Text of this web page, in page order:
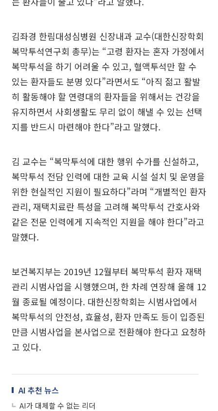
김좌경 한림대성심병원 신장내과 교수(대한신장학회
복막투석연구회 총무)는 “고령 환자는 혼자 가정에서
복막투석을 하기 어려울 수 있고, 혈액투석만 할 수
있는 환자들도 분명 있다”라면서도 “아직 젊고 활발
히 활동해야 할 연령대의 환자들을 위해서는 건강을
유지하면서 사회생활도 무리 없이 해낼 수 있는 선택
지를 반드시 마련해야 한다”라고 말했다.
김 교수는 “복막투석에 대한 행위 수가를 신설하고,
복막투석 전담 인력에 대한 교육 시설 설치 및 운영을
위한 현실적인 지원이 필요하다”라며 “개별적인 환자
관리, 재택치료란 특성을 고려해 복막투석 간호사와
같은 전문 인력에게 지속적인 지원을 해야 한다”라고
말했다.
보건복지부는 2019년 12월부터 복막투석 환자 재택
관리 시범사업을 시행했으며, 한 차례 연장해 올해 12
월 종료될 예정이다. 대한신장학회는 시범사업에서
복막투석의 안전성, 효율성, 환자 만족도 등이 입증된
만큼 시범사업을 본사업으로 전환해야 한다고 요청하
고 있다.
AI 추천 뉴스
AI가 대체할 수 없는 리더